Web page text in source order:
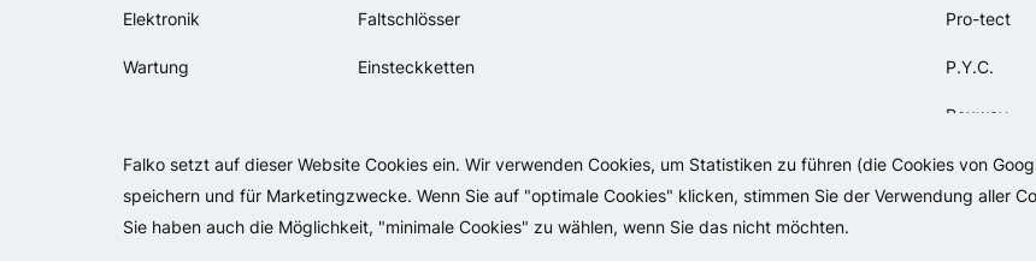
Falko setzt auf dieser Website Cookies ein. Wir verwenden Cookies, um Statistiken zu führen (die Cookies von
speichern und für Marketingzwecke. Wenn Sie auf "optimale Cookies" klicken, stimmen Sie der Verwendung aller
Sie haben auch die Möglichkeit, "minimale Cookies" zu wählen, wenn Sie das nicht möchten.
Elektronik
Wartung
Faltschlösser
Einsteckketten
Pro-tect
P.Y.C.
Rexway
Selle Orient
Simpla